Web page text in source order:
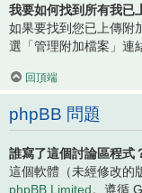
我要如何找到所有我已
如果要找到您已上傳附
選「管理附加檔案」連
回頂端
phpBB 問題
誰寫了這個討論區程式
這個軟體（未經修改的
phpBB Limited。遵循